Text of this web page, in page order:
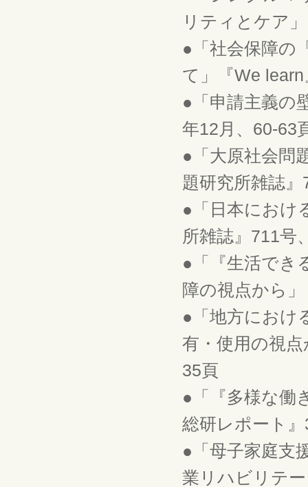
リティとケア
●「社会保障の
て」『We
●「申請主義の
年12月、60-63
●「大原社会問
題研究所雑誌
●「日本におけ
所雑誌』711号
●「『生活でき
障の視点から
●「地方におけ
有・使用の視
35頁
●「『多様な働
総研レポート
●「母子家庭支
業リハビリテ